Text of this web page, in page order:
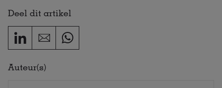
Deel dit artikel
Auteur(s)